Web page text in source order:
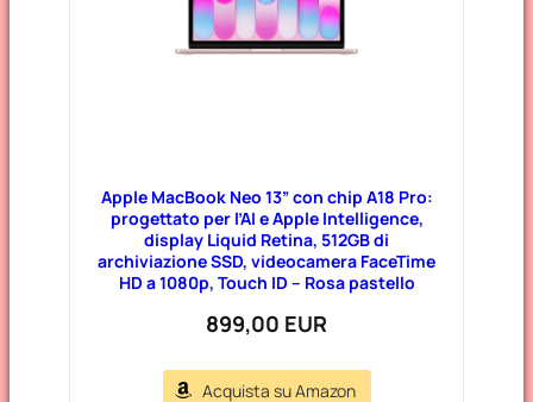
Apple MacBook Neo 13” con chip A18 Pro:
progettato per l’AI e Apple Intelligence,
display Liquid Retina, 512GB di
archiviazione SSD, videocamera FaceTime
HD a 1080p, Touch ID – Rosa pastello
899,00 EUR
Acquista su Amazon